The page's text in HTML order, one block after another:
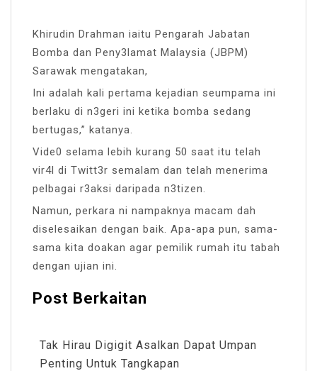
Khirudin Drahman iaitu Pengarah Jabatan
Bomba dan Peny3lamat Malaysia (JBPM)
Sarawak mengatakan,
Ini adalah kali pertama kejadian seumpama ini
berlaku di n3geri ini ketika bomba sedang
bertugas,” katanya.
Vide0 selama lebih kurang 50 saat itu telah
vir4l di Twitt3r semalam dan telah menerima
pelbagai r3aksi daripada n3tizen.
Namun, perkara ni nampaknya macam dah
diselesaikan dengan baik. Apa-apa pun, sama-
sama kita doakan agar pemilik rumah itu tabah
dengan ujian ini.
Post Berkaitan
Tak Hirau Digigit Asalkan Dapat Umpan
Penting Untuk Tangkapan